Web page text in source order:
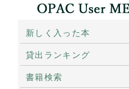
新しく入った本
貸出ランキング
書籍検索